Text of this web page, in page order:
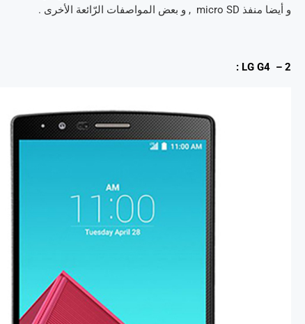
و أيضا منفذ micro SD , و بعض المواصفات الرّائعة الأخرى .
2 – LG G4 :